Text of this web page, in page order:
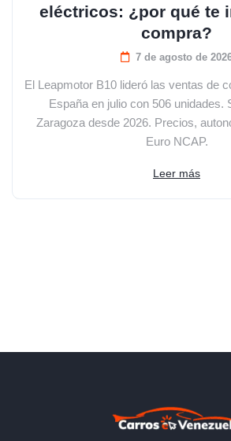
eléctricos: ¿por qué te
compra?
7 de agosto de
El Leapmotor B10 lideró las ventas de
España en julio con 506 unidades.
Zaragoza desde 2026. Precios,
Euro NCAP.
Leer más